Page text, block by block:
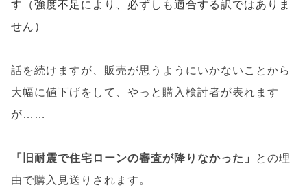
す（強度不足により、必ずしも適合する訳ではありま
せん）
話を続けますが、販売が思うようにいかないことから
大幅に値下げをして、やっと購入検討者が表れます
が……
「旧耐震で住宅ローンの審査が降りなかった」
との理
由で購入見送りされます。